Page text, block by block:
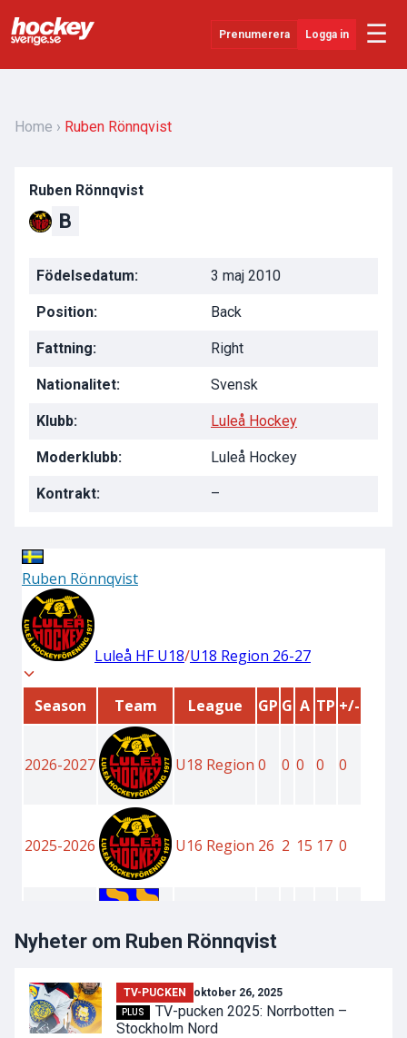
Prenumerera Logga in ☰
YouTube
Evenemang
Övrigt
Home Ruben Rönnqvist
Ruben Rönnqvist
B
Födelsedatum: 3 maj 2010
Position: Back
Fattning: Right
Nationalitet: Svensk
Klubb: Luleå Hockey
Moderklubb: Luleå Hockey
Kontrakt: –
Nyheter om Ruben Rönnqvist
TV-PUCKEN oktober 26, 2025
PLUS
TV-pucken 2025: Norrbotten –
Stockholm Nord